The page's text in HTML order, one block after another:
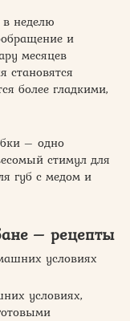
неделю
и
месяцев
становятся
более гладкими,
– одно
стимул для
губ с медом и
– рецепты
условиях
условиях,